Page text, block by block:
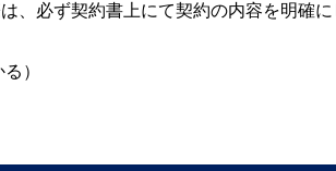
、必ず契約書上にて契約の内容を明確に
）